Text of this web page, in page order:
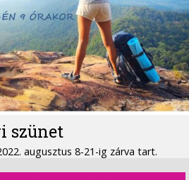
szünet
augusztus 8-21-ig zárva tart.